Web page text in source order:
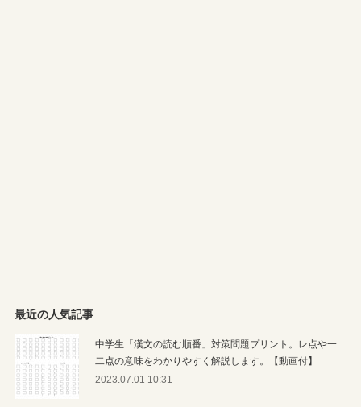
最近の人気記事
中学生「漢文の読む順番」対策問題プリント。レ点や一
二点の意味をわかりやすく解説します。【動画付】
2023.07.01 10:31